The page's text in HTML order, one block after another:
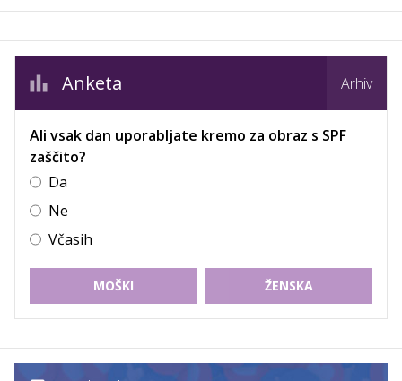
Anketa Arhiv
Ali vsak dan uporabljate kremo za obraz s SPF
zaščito?
Da
Ne
Včasih
MOŠKI ŽENSKA